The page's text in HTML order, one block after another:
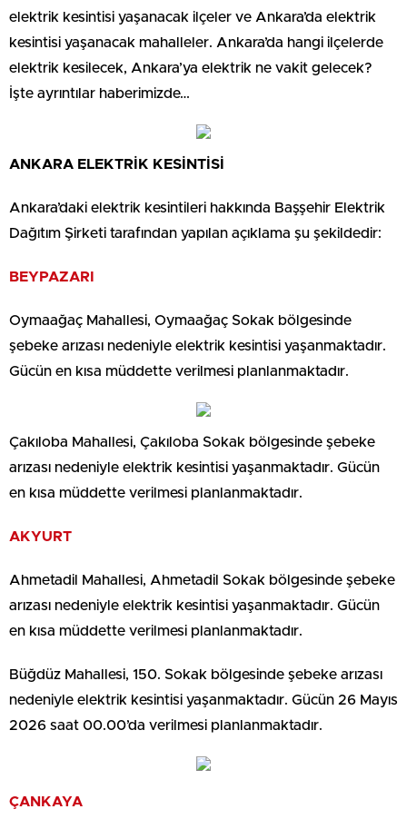
elektrik kesintisi yaşanacak ilçeler ve Ankara’da elektrik
kesintisi yaşanacak mahalleler. Ankara’da hangi ilçelerde
elektrik kesilecek, Ankara’ya elektrik ne vakit gelecek?
İşte ayrıntılar haberimizde…
ANKARA ELEKTRİK KESİNTİSİ
Ankara’daki elektrik kesintileri hakkında Başşehir Elektrik
Dağıtım Şirketi tarafından yapılan açıklama şu şekildedir:
BEYPAZARI
Oymaağaç Mahallesi, Oymaağaç Sokak bölgesinde
şebeke arızası nedeniyle elektrik kesintisi yaşanmaktadır.
Gücün en kısa müddette verilmesi planlanmaktadır.
Çakıloba Mahallesi, Çakıloba Sokak bölgesinde şebeke
arızası nedeniyle elektrik kesintisi yaşanmaktadır. Gücün
en kısa müddette verilmesi planlanmaktadır.
AKYURT
Ahmetadil Mahallesi, Ahmetadil Sokak bölgesinde şebeke
arızası nedeniyle elektrik kesintisi yaşanmaktadır. Gücün
en kısa müddette verilmesi planlanmaktadır.
Büğdüz Mahallesi, 150. Sokak bölgesinde şebeke arızası
nedeniyle elektrik kesintisi yaşanmaktadır. Gücün 26 Mayıs
2026 saat 00.00’da verilmesi planlanmaktadır.
ÇANKAYA